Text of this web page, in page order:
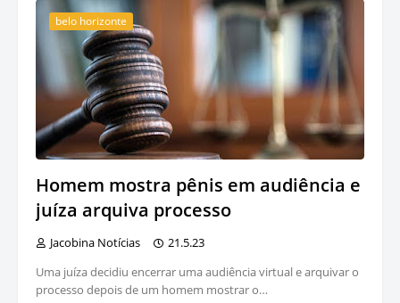
belo horizonte
Homem mostra pênis em audiência e
juíza arquiva processo
Jacobina Notícias
21.5.23
Uma juíza decidiu encerrar uma audiência virtual e arquivar o
processo depois de um homem mostrar o…